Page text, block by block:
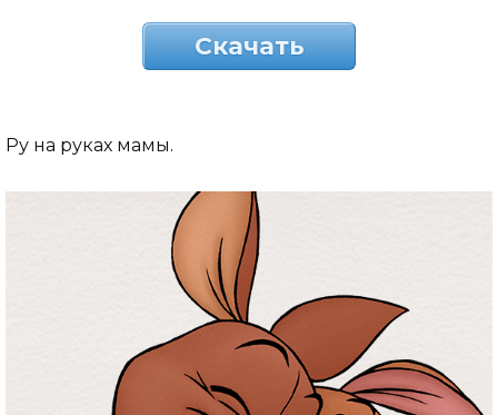
Скачать
Ру на руках мамы.